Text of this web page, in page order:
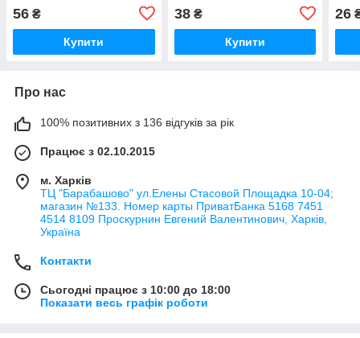
56 ₴
Купити
38₴
Купити
26
Про нас
100% позитивних з 136 відгуків за рік
Працює з 02.10.2015
м. Харків
ТЦ "Барабашово" ул.Елены Стасовой Площадка 10-04;
магазин №133. Номер карты ПриватБанка 5168 7451
4514 8109 Проскурнин Евгений Валентинович, Харків,
Україна
Контакти
Сьогодні працює з 10:00 до 18:00
Показати весь графік роботи